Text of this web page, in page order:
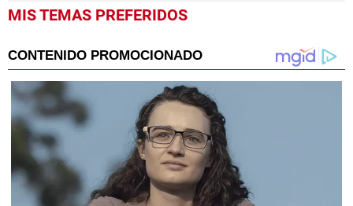
MIS TEMAS PREFERIDOS